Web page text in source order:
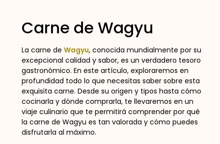
Carne de Wagyu
La carne de Wagyu, conocida mundialmente por su
excepcional calidad y sabor, es un verdadero tesoro
gastronómico. En este artículo, exploraremos en
profundidad todo lo que necesitas saber sobre esta
exquisita carne. Desde su origen y tipos hasta cómo
cocinarla y dónde comprarla, te llevaremos en un
viaje culinario que te permitirá comprender por qué
la carne de Wagyu es tan valorada y cómo puedes
disfrutarla al máximo.